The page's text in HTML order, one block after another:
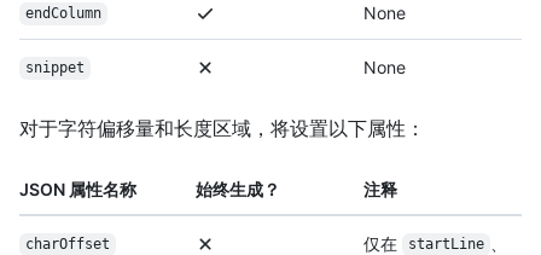
endColumn None
snippet None
对于字符偏移量和长度区域，将设置以下属性：
JSON 属性名称 始终生成？ 注释
charOffset 仅在 startLine